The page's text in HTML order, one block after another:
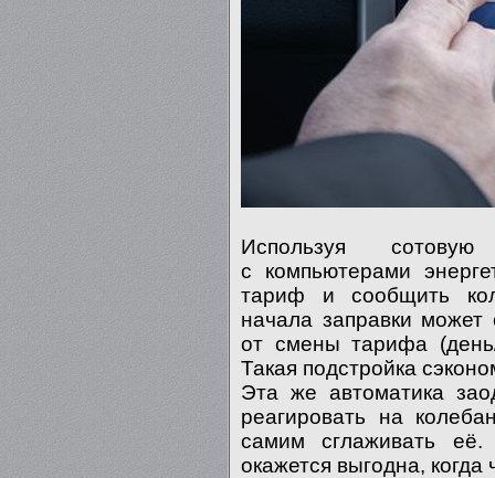
Используя
с компьютерами
тариф и сообщить
начала заправки может
от смены тарифа
Такая подстройка
Эта же автоматика
реагировать на
самим сглаживать её.
окажется выгодна,